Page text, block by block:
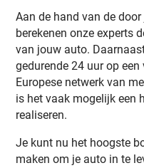
Aan de hand van de
berekenen onze experts
van jouw auto.
gedurende 24 uur op
Europese netwerk van
is het vaak mogelijk een
realiseren.
Je kunt nu het hoogste
maken om je auto in te